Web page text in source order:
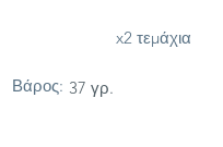
x2 τεμάχια
Βάρος: 37 γρ.